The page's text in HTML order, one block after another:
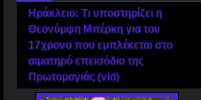
Ηράκλειο: Τι υποστηρίζει η
Θεονύμφη Μπέρκη για τον
17χρονο που εμπλέκεται στο
αιματηρό επεισόδιο της
Πρωτομαγιάς (vid)